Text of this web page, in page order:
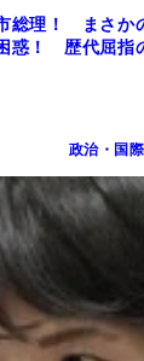
総理！ まさか
惑！ 歴代屈指
政治・国際